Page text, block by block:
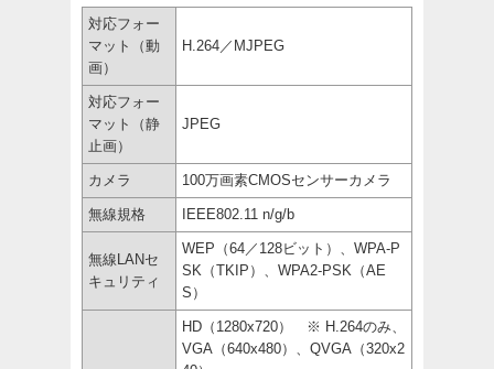
対応フォー
マット（動
画）
H.264／MJPEG
対応フォー
マット（静
止画）
JPEG
カメラ 100万画素CMOSセンサーカメラ
無線規格 IEEE802.11 n/g/b
無線LANセ
キュリティ
WEP（64／128ビット）、WPA-P
SK（TKIP）、WPA2-PSK（AE
S）
HD（1280x720） ※ H.264のみ、
VGA（640x480）、QVGA（320x2